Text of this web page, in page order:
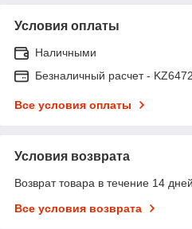
Условия оплаты
Наличными
Безналичный расчет -
Все условия оплаты
Условия возврата
Возврат товара в течение 14
Все условия возврата